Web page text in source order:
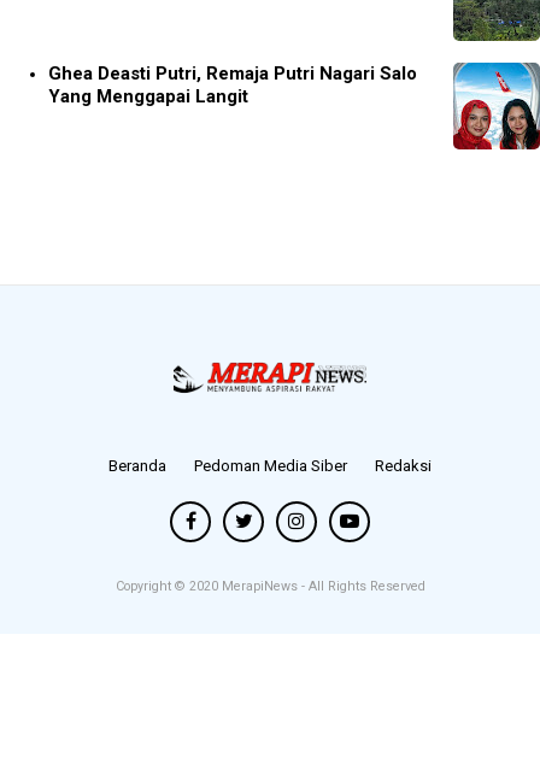
Ghea Deasti Putri, Remaja Putri Nagari Salo
Yang Menggapai Langit
Beranda Pedoman Media Siber Redaksi
Copyright © 2020 MerapiNews - All Rights Reserved